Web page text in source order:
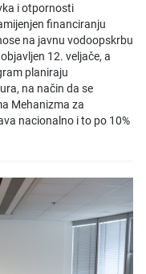
i otpornosti
financiranju
na javnu vodoopskrbu
12. veljače, a
planiraju
na način da se
Mehanizma za
nacionalno i to po 10%